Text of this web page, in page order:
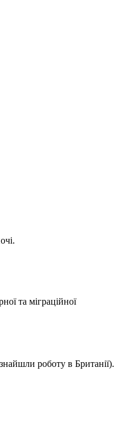
та міграційної
роботу в Британії).